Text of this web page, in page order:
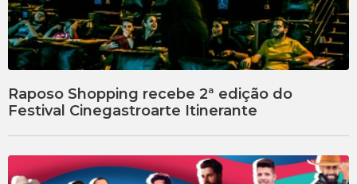
Raposo Shopping recebe 2ª edição do
Festival Cinegastroarte Itinerante